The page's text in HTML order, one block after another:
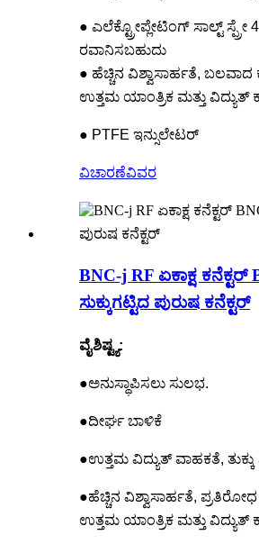
● ಎಲೆಕ್ಟ್ರೋಪ್ಲೇಟಿಂಗ್ ಸಾಲ್ಟ್ ಸ್ಪ್ರೇ
ರವಾನಿಸಬಹುದು
● ಹೆಚ್ಚಿನ ವಿಶ್ವಾಸಾರ್ಹತೆ,
ಉತ್ತಮ ಯಾಂತ್ರಿಕ ಮತ್ತು ವಿದ್ಯುತ್
● PTFE ಇನ್ಸುಲೇಟರ್
ವಿಚಾರಣೆವಿವರ
BNC-j RF ಏಕಾಕ್ಷ ಕನೆಕ್ಟರ್
ಸುಕ್ಕುಗಟ್ಟಿದ ಪುರುಷ ಕನೆಕ್ಟರ್
ವೈಶಿಷ್ಟ್ಯ:
●ಅನುಸ್ಥಾಪಿಸಲು ಸುಲಭ.
●ದೀರ್ಘ ಬಾಳಿಕೆ
●ಉತ್ತಮ ವಿದ್ಯುತ್ ವಾಹಕತೆ,
●ಹೆಚ್ಚಿನ ವಿಶ್ವಾಸಾರ್ಹತೆ,
ಉತ್ತಮ ಯಾಂತ್ರಿಕ ಮತ್ತು ವಿದ್ಯುತ್